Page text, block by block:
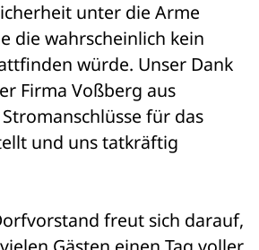
unter die Arme
die wahrscheinlich kein
würde. Unser Dank
Firma Voßberg aus
für das
und uns tatkräftig
freut sich darauf,